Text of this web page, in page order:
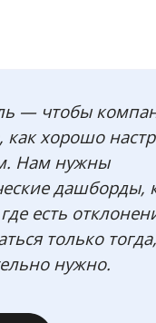
— чтобы
как хорошо
Нам нужны
дашборды,
есть
только
нужно.